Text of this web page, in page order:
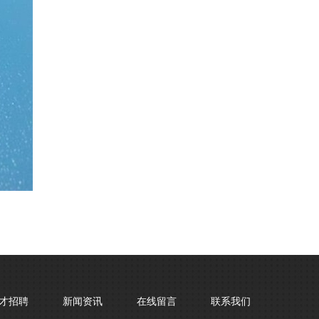
招聘 新闻资讯 在线留言 联系我们